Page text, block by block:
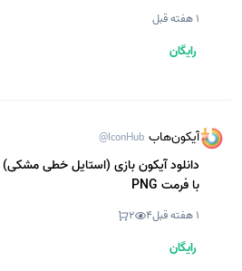
1 هفته قبل
رایگان
آیکون‌هاب @IconHub
دانلود آیکون بازی (استایل خطی مشکی)
با فرمت PNG
1 هفته قبل 4
2
رایگان